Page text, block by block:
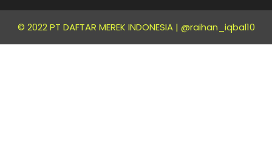
© 2022 PT DAFTAR MEREK INDONESIA | @raihan_iqbal10